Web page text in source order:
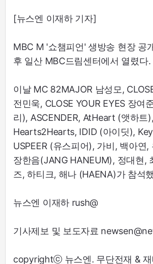
[뉴스엔 이재하 기자]
MBC M '쇼챔피언' 생방송 현장 공
후 일산 MBC드림센터에서 열렸다.
이날 MC 82MAJOR 남성모,
전민욱, CLOSE YOUR EYES 장여
리), ASCENDER, AtHeart (앳하트),
Hearts2Hearts, IDID (아이딧),
USPEER (유스피어), 가비, 백아연,
장한음(JANG HANEUM), 정대현,
즈, 하티크, 해나 (HAENA)가 참석
뉴스엔 이재하 rush@
기사제보 및 보도자료
copyrightⓒ 뉴스엔. 무단전재 & 재